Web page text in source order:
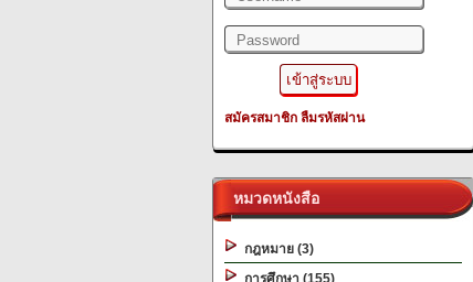
สมัครสมาชิก ลืมรหัสผ่าน
หมวดหนังสือ
กฎหมาย (3)
การศึกษา (155)